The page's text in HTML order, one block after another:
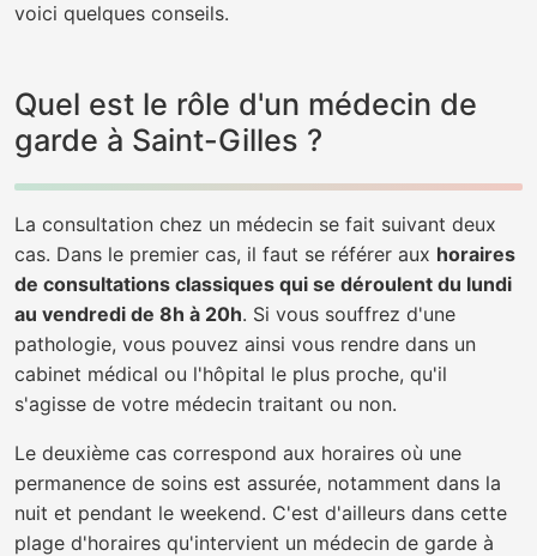
voici quelques conseils.
Quel est le rôle d'un médecin de
garde à Saint-Gilles ?
La consultation chez un médecin se fait suivant deux
cas. Dans le premier cas, il faut se référer aux horaires
de consultations classiques qui se déroulent du lundi
au vendredi de 8h à 20h. Si vous souffrez d'une
pathologie, vous pouvez ainsi vous rendre dans un
cabinet médical ou l'hôpital le plus proche, qu'il
s'agisse de votre médecin traitant ou non.
Le deuxième cas correspond aux horaires où une
permanence de soins est assurée, notamment dans la
nuit et pendant le weekend. C'est d'ailleurs dans cette
plage d'horaires qu'intervient un médecin de garde à